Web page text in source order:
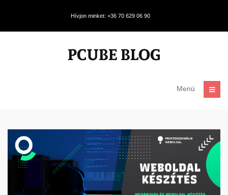
Hívjon minket: +36 70 629 06 90
Menü